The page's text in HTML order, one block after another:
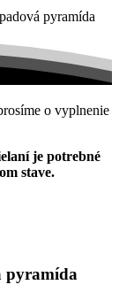
pyramída
o vyplnenie
je potrebné
stave.
pyramída